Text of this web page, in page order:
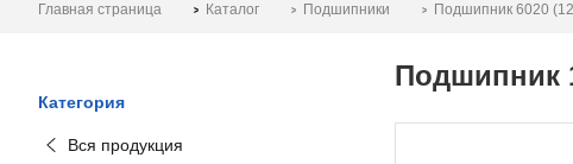
Главная страница Каталог Подшипники Подшипник 6020
Категория
Вся продукция
Подшипник